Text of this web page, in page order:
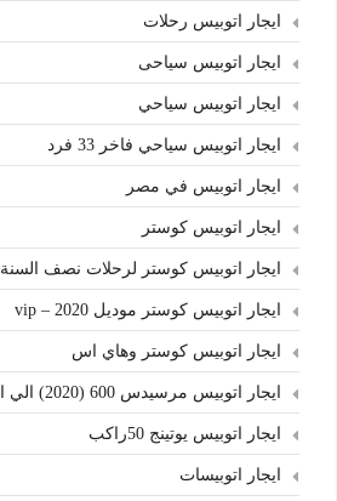
ايجار اتوبيس رحلات
ايجار اتوبيس سياحى
ايجار اتوبيس سياحي
ايجار اتوبيس سياحي فاخر 33 فرد
ايجار اتوبيس في مصر
ايجار اتوبيس كوستر
ايجار اتوبيس كوستر لرحلات نصف السنة
ايجار اتوبيس كوستر موديل 2020 – vip
ايجار اتوبيس كوستر وهاي اس
ايجار اتوبيس مرسيدس 600 (2020) الي الأسكندرية
ايجار اتوبيس يوتينج 50راكب
ايجار اتوبيسات